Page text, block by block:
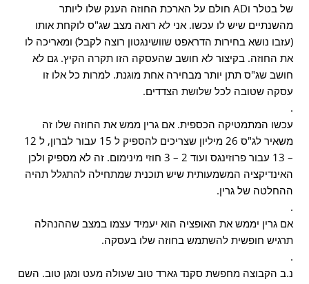
של בטלר וAD חולם על הארכת החוזה הענק שלו ליותר
מהשנתיים שיש לו עכשו. אני לא רואה מצב שג"ס לוקחת אותו
(עזבו נושא בחירות הדראפט שוושינגטון רוצה לקבל) ומאריכה לו
את החוזה. בקיצור לא חושב שהעסקה הזו תקרה הקיץ. גם לא
חושב שג"ס תתן יותר מבחירה אחת מוגנת. למרות כל אלו זו
עסקה שטובה לכל שלושת הצדדים.
.
עכשו המתמטיקה הכספית. אם גרין ממש את החוזה שלו זה
משאיר לג"ס 26 מיליון שצריכים להספיק ל 15 עבור לברון, ל 12
– 13 עבור פרוזינגס ועוד 2 – 3 חוזי מינימום. זה לא מספיק ולכן
האינדיקציה המשמעותית שיש תוכנית שמתחילה להתגלל תהיה
ההחלטה של גרין.
.
אם גרין יממש את האופציה הוא יעמיד עצמו במצב שההנהלה
תרגיש חופשית להשתמש בחוזה שלו בעסקה.
.
נ.ב הקבוצה מחפשת סקנד גארד טוב שעולה מעט ומגן טוב. השם